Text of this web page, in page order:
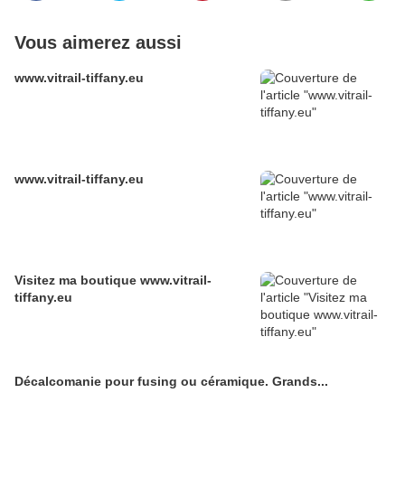
Vous aimerez aussi
www.vitrail-tiffany.eu
www.vitrail-tiffany.eu
Visitez ma boutique www.vitrail-
tiffany.eu
Décalcomanie pour fusing ou céramique. Grands...